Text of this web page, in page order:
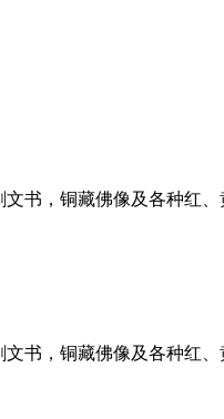
书，铜藏佛像及各种红
书，铜藏佛像及各种红